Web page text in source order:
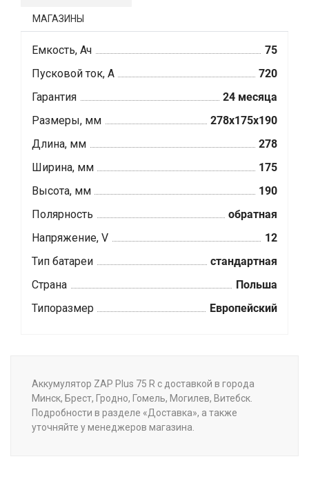
МАГАЗИНЫ
Емкость, Ач
75
Пусковой ток, А
720
Гарантия
24 месяца
Размеры, мм
278х175х190
Длина, мм
278
Ширина, мм
175
Высота, мм
190
Полярность
обратная
Напряжение, V
12
Тип батареи
стандартная
Страна
Польша
Типоразмер
Европейский
Аккумулятор ZAP Plus 75 R с доставкой в города
Минск, Брест, Гродно, Гомель, Могилев, Витебск.
Подробности в разделе «Доставка», а также
уточняйте у менеджеров магазина.